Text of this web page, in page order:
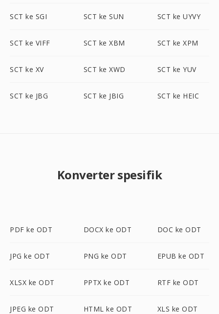
SCT ke SGI SCT ke SUN SCT ke UYVY
SCT ke VIFF SCT ke XBM SCT ke XPM
SCT ke XV SCT ke XWD SCT ke YUV
SCT ke JBG SCT ke JBIG SCT ke HEIC
Konverter spesifik
PDF ke ODT DOCX ke ODT DOC ke ODT
JPG ke ODT PNG ke ODT EPUB ke ODT
XLSX ke ODT PPTX ke ODT RTF ke ODT
JPEG ke ODT HTML ke ODT XLS ke ODT